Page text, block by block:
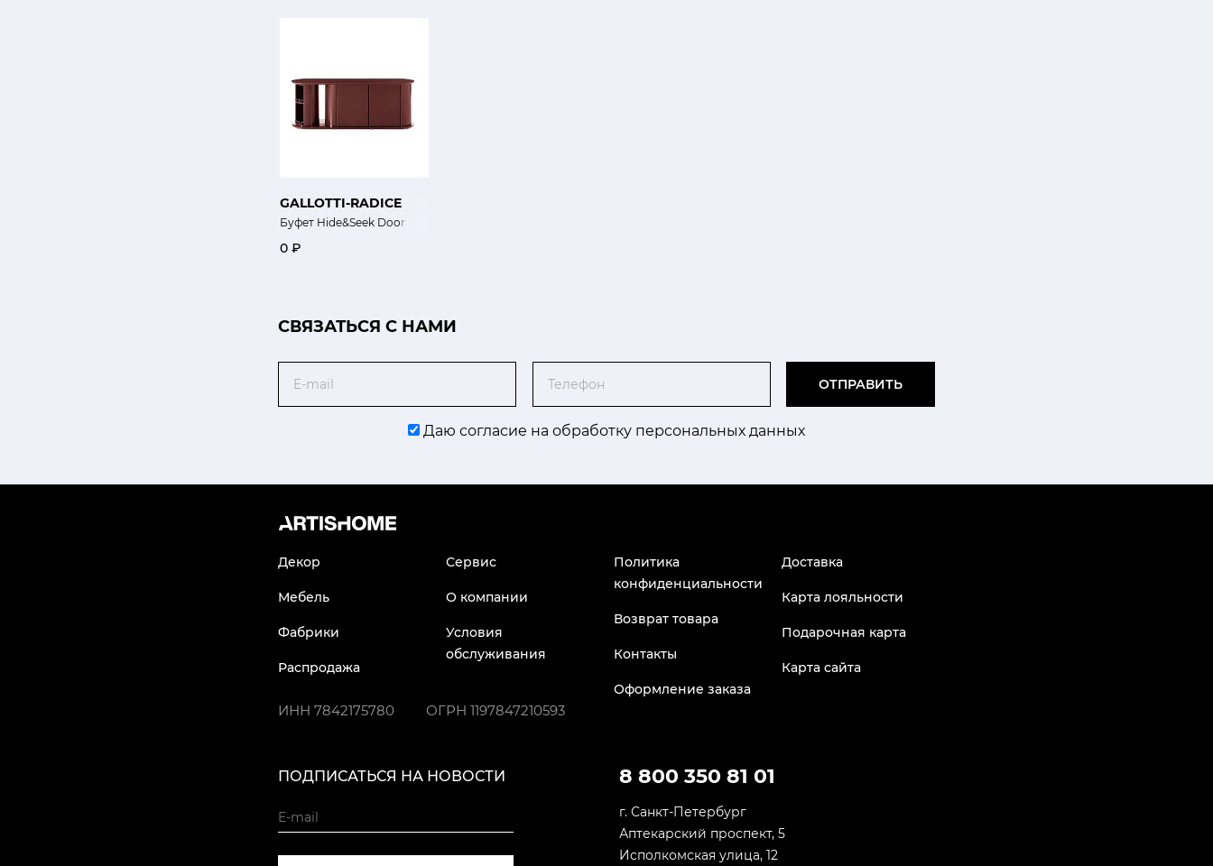
GALLOTTI-RADICE
Буфет Hide&Seek Door
0 ₽
CВЯЗАТЬСЯ С НАМИ
ОТПРАВИТЬ
Даю согласие на обработку персональных данных
Декор
Мебель
Фабрики
Распродажа
Сервис
О компании
Условия
обслуживания
Политика
конфиденциальности
Возврат товара
Контакты
Оформление заказа
Доставка
Карта лояльности
Подарочная карта
Карта сайта
ИНН 7842175780 ОГРН 1197847210593
8 800 350 81 01
г. Санкт-Петербург
Аптекарский проспект, 5
Исполкомская улица, 12
ПОДПИСАТЬСЯ НА НОВОСТИ